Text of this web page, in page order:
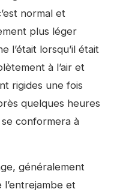
normal et
plus léger
l’était lorsqu’il était
à l’air et
rigides une fois
quelques heures
conformera à
généralement
l’entrejambe et